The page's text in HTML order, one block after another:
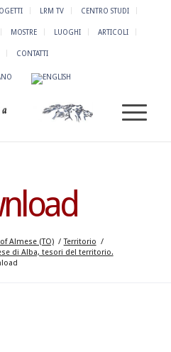
LRM TV CENTRO STUDI
MOSTRE LUOGHI ARTICOLI
CONTATTI
Almese (TO) / Territorio /
di Alba, tesori del territorio.